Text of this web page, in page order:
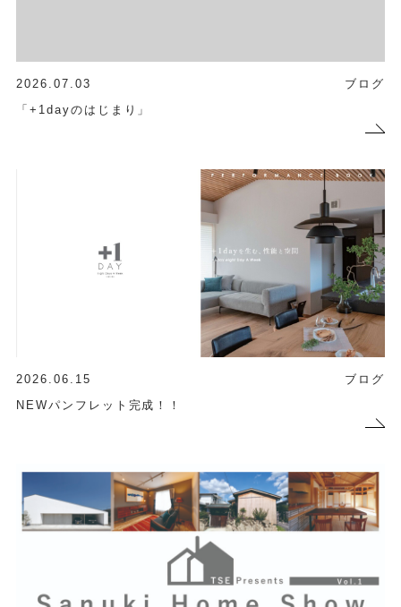
2026.07.03
ブログ
「+1dayのはじまり」
2026.06.15
ブログ
NEWパンフレット完成！！